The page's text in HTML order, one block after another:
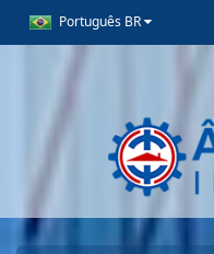
Português BR